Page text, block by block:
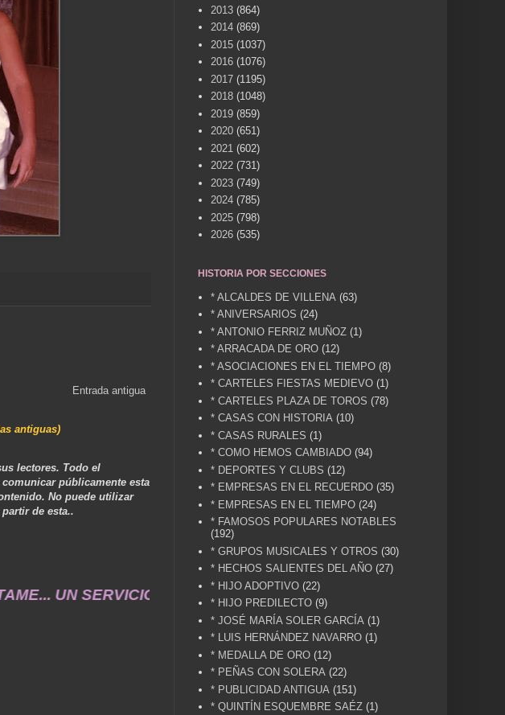
Entrada antigua
antiguas)
lectores. Todo el
públicamente esta
No puede utilizar
de esta..
A LA MEMORIA HISTÓRICA DE NUESTRA
2013 (864)
2014 (869)
2015 (1037)
2016 (1076)
2017 (1195)
2018 (1048)
2019 (859)
2020 (651)
2021 (602)
2022 (731)
2023 (749)
2024 (785)
2025 (798)
2026 (535)
HISTORIA POR SECCIONES
* ALCALDES DE VILLENA (63)
* ANIVERSARIOS (24)
* ANTONIO FERRIZ MUÑOZ (1)
* ARRACADA DE ORO (12)
* ASOCIACIONES EN EL TIEMPO (8)
* CARTELES FIESTAS MEDIEVO (1)
* CARTELES PLAZA DE TOROS (78)
* CASAS CON HISTORIA (10)
* CASAS RURALES (1)
* COMO HEMOS CAMBIADO (94)
* DEPORTES Y CLUBS (12)
* EMPRESAS EN EL RECUERDO (35)
* EMPRESAS EN EL TIEMPO (24)
* FAMOSOS POPULARES NOTABLES
(192)
* GRUPOS MUSICALES Y OTROS (30)
* HECHOS SALIENTES DEL AÑO (27)
* HIJO ADOPTIVO (22)
* HIJO PREDILECTO (9)
* JOSÉ MARÍA SOLER GARCÍA (1)
* LUIS HERNÁNDEZ NAVARRO (1)
* MEDALLA DE ORO (12)
* PEÑAS CON SOLERA (22)
* PUBLICIDAD ANTIGUA (151)
* QUINTÍN ESQUEMBRE SAÉZ (1)